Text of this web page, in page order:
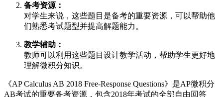
备考资源：
对学生来说，这些题目是备考的重要资源，可以帮助他
们熟悉考试题型并提高解题能力。
教学辅助：
教师可以利用这些题目设计教学活动，帮助学生更好地
理解微积分知识。
《AP Calculus AB 2018 Free-Response Questions》是AP微积分
AB考试的重要备考资源，包含2018年考试的全部自由回答